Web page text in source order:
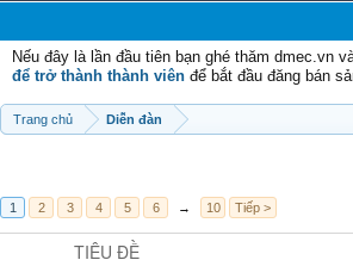
Nếu đây là lần đầu tiên bạn ghé thăm dmec.vn
để trở thành thành viên để bắt đầu đăng bán
Trang chủ Diễn đàn
1 2 3 4 5 6 → 10 Tiếp >
TIÊU ĐỀ